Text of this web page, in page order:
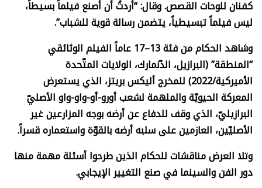
كفنان للوحات القصص. وقال: “أردتُ أن أصنع فيلماً بسيطاً،
ليس فيلماً تبسيطياً، يتضمن رسالة قوية للشباب”.
وشاهد الحكام من فئة 13–17 عاماً الفيلم الوثائقي
“المنطقة” (البرازيل، الدّنمارك، الولايات المتّحدة
الأميركية/2022) للمخرج أليكس بريتز، الذي يستعرض
المعركة الحيويّة والملهمة لشعب أورو-أو-واو-واو الأصليّ
البرازيليّ، الذي وقف للدفاع عن أرضه بوجه المزارعين غير
الأصليّين، العازمين على سلبه أرضه بالقوّة واستعماره قسراً.
وتلا العرض مناقشات للحكام الذين طرحوا أسئلة مهمة منها
دور الفن والسينما في صنع التغيير الإيجابي.